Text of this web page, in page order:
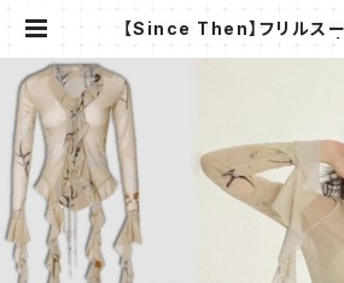
【Since Then】フリルス